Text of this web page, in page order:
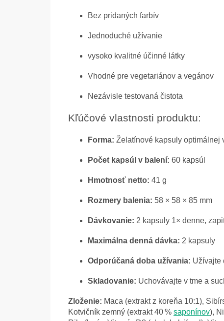
Bez pridaných farbív
Jednoduché užívanie
vysoko kvalitné účinné látky
Vhodné pre vegetariánov a vegánov
Nezávisle testovaná čistota
Kľúčové vlastnosti produktu:
Forma: Želatínové kapsuly optimálnej
Počet kapsúl v balení: 60 kapsúl
Hmotnosť netto: 41 g
Rozmery balenia: 58 × 58 × 85 mm
Dávkovanie: 2 kapsuly 1× denne,
Maximálna denná dávka: 2 kapsuly
Odporúčaná doba užívania: Užívajte
Skladovanie: Uchovávajte v tme a
Zloženie: Maca (extrakt z koreňa 10:1),
Kotvičník zemný (extrakt 40 % saponínov),